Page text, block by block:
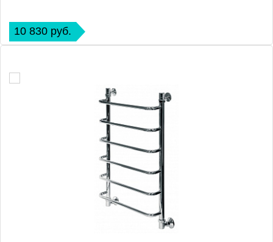
10 830 руб.